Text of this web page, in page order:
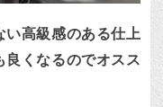
い高級感のある仕上
良くなるのでオスス